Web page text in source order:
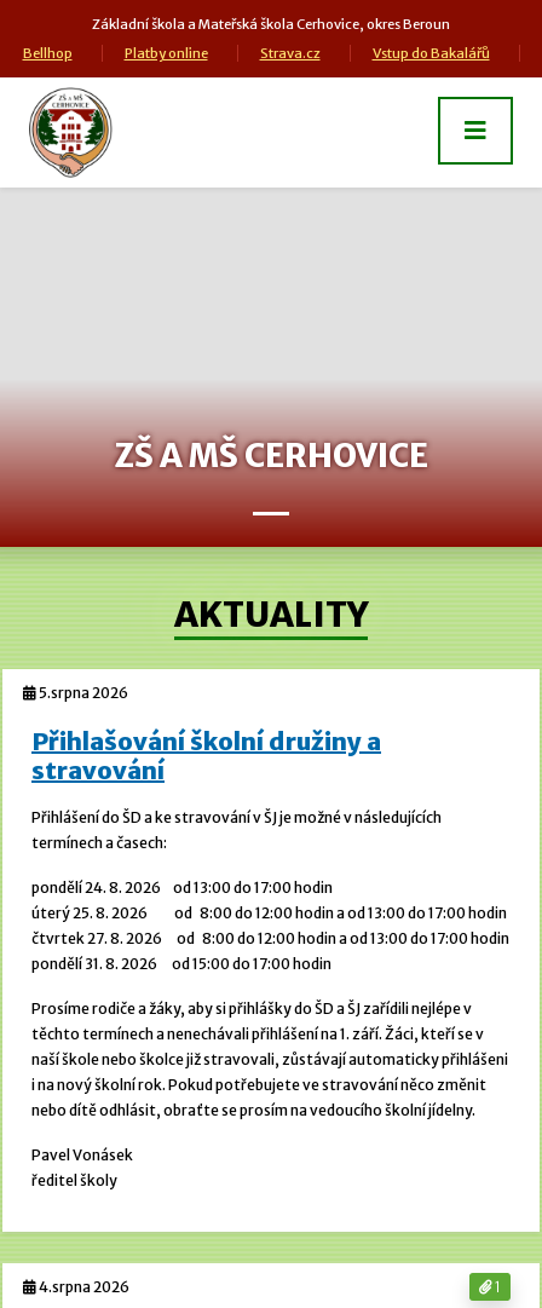
Základní škola a Mateřská škola Cerhovice, okres Beroun
Bellhop
Platby online Strava.cz Vstup do Bakalářů
ZŠ A MŠ CERHOVICE
AKTUALITY
5.srpna 2026
Přihlašování školní družiny a
stravování
Přihlášení do ŠD a ke stravování v ŠJ je možné v následujících
termínech a časech:
pondělí 24. 8. 2026 od 13:00 do 17:00 hodin
úterý 25. 8. 2026 od 8:00 do 12:00 hodin a od 13:00 do 17:00 hodin
čtvrtek 27. 8. 2026 od 8:00 do 12:00 hodin a od 13:00 do 17:00 hodin
pondělí 31. 8. 2026 od 15:00 do 17:00 hodin
Prosíme rodiče a žáky, aby si přihlášky do ŠD a ŠJ zařídili nejlépe v
těchto termínech a nenechávali přihlášení na 1. září. Žáci, kteří se v
naší škole nebo školce již stravovali, zůstávají automaticky přihlášeni
i na nový školní rok. Pokud potřebujete ve stravování něco změnit
nebo dítě odhlásit, obraťte se prosím na vedoucího školní jídelny.
Pavel Vonásek
ředitel školy
1
4.srpna 2026